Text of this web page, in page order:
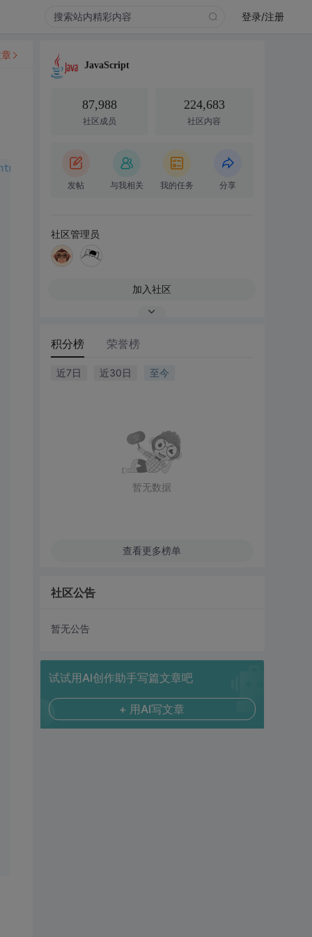
登录/注册
xhtml1-transitional.dtd">
JavaScript
87,988
社区成员
224,683
社区内容
发帖 与我相关 我的任务 分享
社区管理员
加入社区
积分榜 荣誉榜
近7日 近30日 至今
暂无数据
查看更多榜单
社区公告
暂无公告
试试用AI创作助手写篇文章吧
+ 用AI写文章